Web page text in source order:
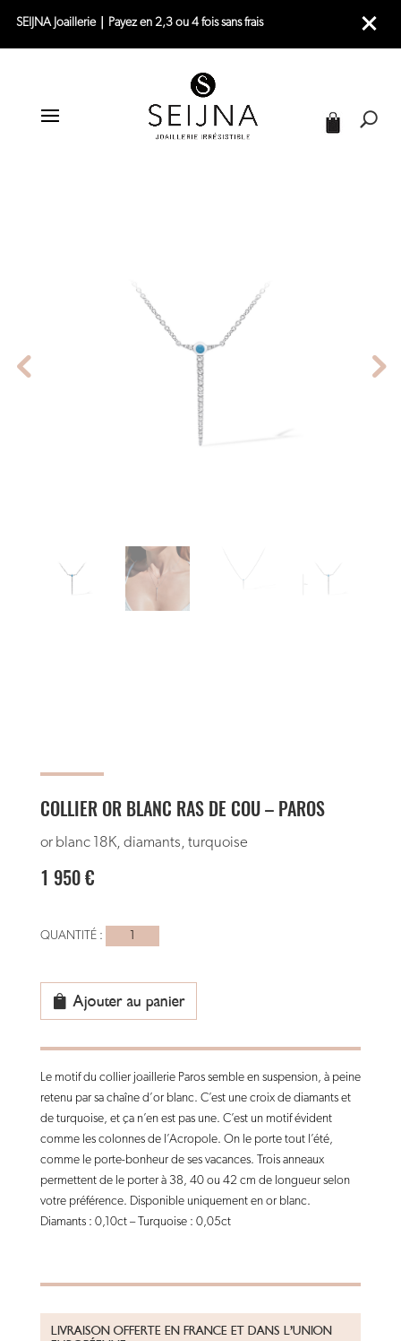
SEIJNA Joaillerie｜Payez en 2,3 ou 4 fois sans frais
JOAILLERIE | COLLIERS |
COLLIER OR BLANC RAS DE COU – PAROS
or blanc 18K, diamants, turquoise
1 950€
quantité
or
blanc
cou
-
Paros
Ajouter au panier
Le motif du collier joaillerie Paros semble en suspension, à peine
retenu par sa chaîne d’or blanc. C’est une croix de diamants et
de turquoise, et ça n’en est pas une. C’est un motif évident
comme les colonnes de l’Acropole. On le porte tout l’été,
comme le porte-bonheur de ses vacances. Trois anneaux
permettent de le porter à 38, 40 ou 42 cm de longueur selon
votre préférence. Disponible uniquement en or blanc.
Diamants : 0,10ct – Turquoise : 0,05ct
LIVRAISON OFFERTE EN FRANCE ET DANS L’UNION